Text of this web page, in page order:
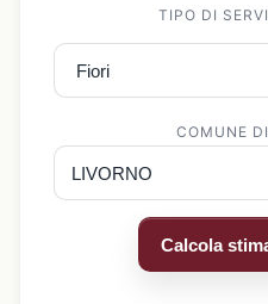
TIPO DI
COMUNE
Calcola